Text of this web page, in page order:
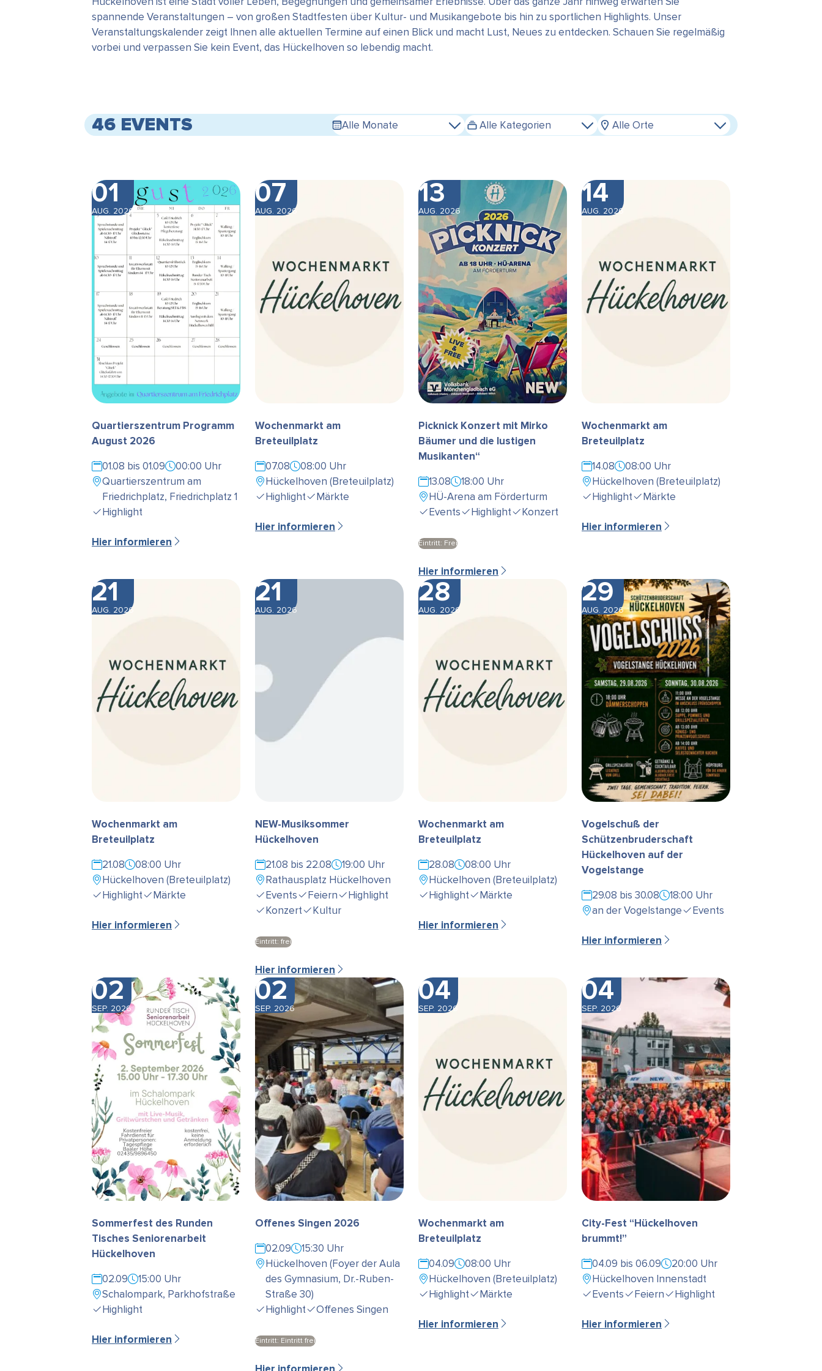
spannende Veranstaltungen – von großen Stadtfesten über Kultur- und Musikangebote bis hin zu sportlichen Highlights. Unser
Veranstaltungskalender zeigt Ihnen alle aktuellen Termine auf einen Blick und macht Lust, Neues zu entdecken. Schauen Sie regelmäßig
vorbei und verpassen Sie kein Event, das Hückelhoven so lebendig macht.
46 EVENTS Alle Monate Alle Kategorien Alle Orte
01
AUG. 2026
Quartierszentrum Programm
August 2026
01.08 bis 01.09
00:00 Uhr
Quartierszentrum am
Friedrichplatz, Friedrichplatz 1
Highlight
Hier informieren
07
AUG. 2026
Wochenmarkt am
Breteuilplatz
07.08
08:00 Uhr
Hückelhoven (Breteuilplatz)
Highlight
Märkte
Hier informieren
13
AUG. 2026
Picknick Konzert mit Mirko
Bäumer und die lustigen
Musikanten“
13.08
18:00 Uhr
HÜ-Arena am Förderturm
Events
Highlight Konzert
Eintritt: Frei
Hier informieren
14
AUG. 2026
Wochenmarkt am
Breteuilplatz
14.08
08:00 Uhr
Hückelhoven (Breteuilplatz)
Highlight
Märkte
Hier informieren
21
AUG. 2026
Wochenmarkt am
Breteuilplatz
21.08
08:00 Uhr
Hückelhoven (Breteuilplatz)
Highlight
Märkte
Hier informieren
21
AUG. 2026
NEW-Musiksommer
Hückelhoven
21.08 bis 22.08
19:00 Uhr
Rathausplatz Hückelhoven
Events
Feiern
Highlight
Konzert
Kultur
Eintritt: frei
Hier informieren
28
AUG. 2026
Wochenmarkt am
Breteuilplatz
28.08
08:00 Uhr
Hückelhoven (Breteuilplatz)
Highlight
Märkte
Hier informieren
29
AUG. 2026
Vogelschuß der
Schützenbruderschaft
Hückelhoven auf der
Vogelstange
29.08 bis 30.08
18:00 Uhr
an der Vogelstange
Events
Hier informieren
02
SEP. 2026
Sommerfest des Runden
Tisches Seniorenarbeit
Hückelhoven
02.09
15:00 Uhr
Schalompark, Parkhofstraße
Highlight
Hier informieren
02
SEP. 2026
Offenes Singen 2026
02.09
15:30 Uhr
Hückelhoven (Foyer der Aula
des Gymnasium, Dr.-Ruben-
Straße 30)
Highlight
Offenes Singen
Eintritt: Eintritt frei
04
SEP. 2026
Wochenmarkt am
Breteuilplatz
04.09
08:00 Uhr
Hückelhoven (Breteuilplatz)
Highlight
Märkte
Hier informieren
04
SEP. 2026
City-Fest “Hückelhoven
brummt!”
04.09 bis 06.09
20:00 Uhr
Hückelhoven Innenstadt
Events
Feiern Highlight
Hier informieren